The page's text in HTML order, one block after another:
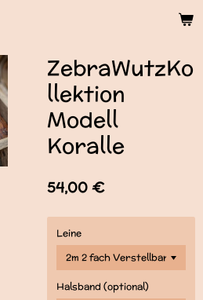
ZebraWutzKo
llektion
Modell
Koralle
54,00 €
Leine
Halsband (optional)